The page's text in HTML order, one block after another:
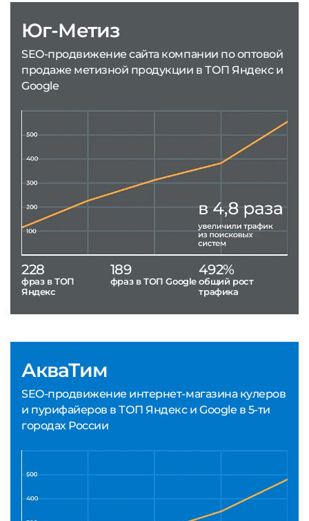
АкваТим
SEO-продвижение интернет-магазина кулеров
и пурифайеров в ТОП Яндекс и Google в 5-ти
городах России
Юг-Метиз
SEO-продвижение сайта компании по оптовой
продаже метизной продукции в ТОП Яндекс и
Google
228
фраз в ТОП
Яндекс
189
фраз в ТОП Google
492%
общий рост
трафика